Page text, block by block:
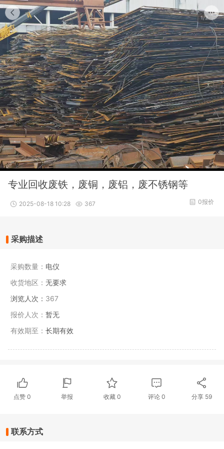
1/2
专业回收废铁，废铜，废铝，废不锈钢等
2025-08-18 10:28 367 0报价
采购描述
采购数量： 电仪
收货地区： 无要求
浏览人次： 367
报价人次： 暂无
有效期至： 长期有效
点赞0 举报 收藏 0 评论0 分享 59
联系方式